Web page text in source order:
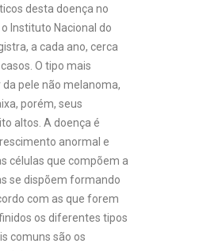
desta doença no
Instituto Nacional do
a cada ano, cerca
O tipo mais
pele não melanoma,
porém, seus
altos. A doença é
anormal e
células que compõem a
se dispõem formando
com as que forem
os diferentes tipos
comuns são os